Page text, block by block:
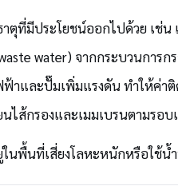
าตุที่มีประโยชน์ออกไปด้วย เช่
water) จากกระบวนการก
ฟ้าและปั๊มเพิ่มแรงดัน ทำให้ค่า
นไส้กรองและเมมเบรนตามรอ
นพื้นที่เสี่ยงโลหะหนักหรือใช้น้